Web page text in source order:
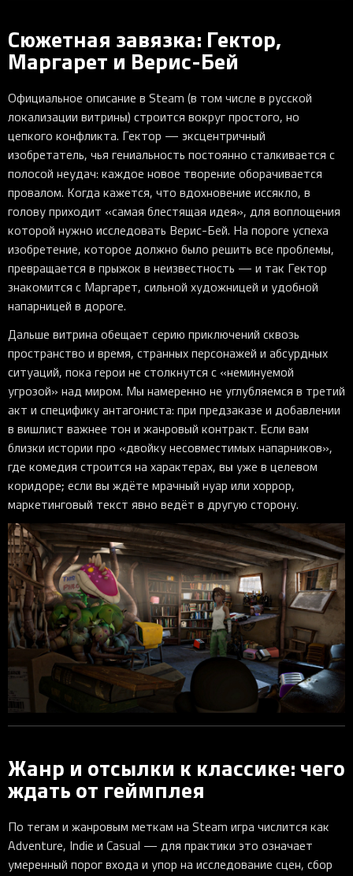
Сюжетная завязка: Гектор,
Маргарет и Верис-Бей
Официальное описание в Steam (в том числе в русской
локализации витрины) строится вокруг простого, но
цепкого конфликта. Гектор — эксцентричный
изобретатель, чья гениальность постоянно сталкивается с
полосой неудач: каждое новое творение оборачивается
провалом. Когда кажется, что вдохновение иссякло, в
голову приходит «самая блестящая идея», для воплощения
которой нужно исследовать Верис-Бей. На пороге успеха
изобретение, которое должно было решить все проблемы,
превращается в прыжок в неизвестность — и так Гектор
знакомится с Маргарет, сильной художницей и удобной
напарницей в дороге.
Дальше витрина обещает серию приключений сквозь
пространство и время, странных персонажей и абсурдных
ситуаций, пока герои не столкнутся с «неминуемой
угрозой» над миром. Мы намеренно не углубляемся в третий
акт и специфику антагониста: при предзаказе и добавлении
в вишлист важнее тон и жанровый контракт. Если вам
близки истории про «двойку несовместимых напарников»,
где комедия строится на характерах, вы уже в целевом
коридоре; если вы ждёте мрачный нуар или хоррор,
маркетинговый текст явно ведёт в другую сторону.
Жанр и отсылки к классике: чего
ждать от геймплея
По тегам и жанровым меткам на Steam игра числится как
Adventure, Indie и Casual — для практики это означает
умеренный порог входа и упор на исследование сцен, сбор